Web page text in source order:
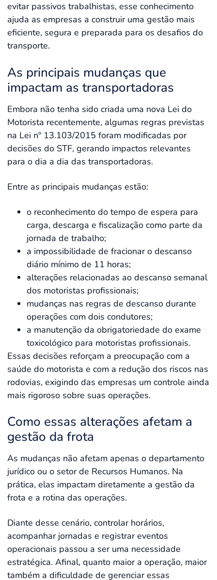
evitar passivos trabalhistas, esse conhecimento
ajuda as empresas a construir uma gestão mais
eficiente, segura e preparada para os desafios do
transporte.
As principais mudanças que
impactam as transportadoras
Embora não tenha sido criada uma nova Lei do
Motorista recentemente, algumas regras previstas
na Lei nº 13.103/2015 foram modificadas por
decisões do STF, gerando impactos relevantes
para o dia a dia das transportadoras.
Entre as principais mudanças estão:
o reconhecimento do tempo de espera para
carga, descarga e fiscalização como parte da
jornada de trabalho;
a impossibilidade de fracionar o descanso
diário mínimo de 11 horas;
alterações relacionadas ao descanso semanal
dos motoristas profissionais;
mudanças nas regras de descanso durante
operações com dois condutores;
a manutenção da obrigatoriedade do exame
toxicológico para motoristas profissionais.
Essas decisões reforçam a preocupação com a
saúde do motorista e com a redução dos riscos nas
rodovias, exigindo das empresas um controle ainda
mais rigoroso sobre suas operações.
Como essas alterações afetam a
gestão da frota
As mudanças não afetam apenas o departamento
jurídico ou o setor de Recursos Humanos. Na
prática, elas impactam diretamente a gestão da
frota e a rotina das operações.
Diante desse cenário, controlar horários,
acompanhar jornadas e registrar eventos
operacionais passou a ser uma necessidade
estratégica. Afinal, quanto maior a operação, maior
também a dificuldade de gerenciar essas